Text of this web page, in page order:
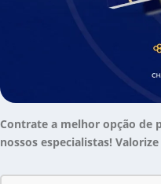
Contrate a melhor opção de
nossos especialistas!